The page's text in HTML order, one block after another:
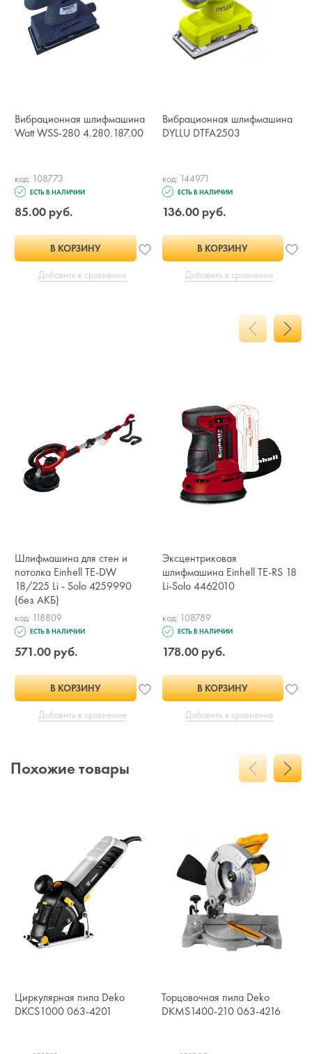
Вибрационная шлифмашина
Watt WSS-280 4.280.187.00
код: 108773
ЕСТЬ В НАЛИЧИИ
85.00 руб.
В КОРЗИНУ
Добавить в сравнение
Вибрационная шлифмашина
DYLLU DTFA2503
код: 144971
ЕСТЬ В НАЛИЧИИ
136.00 руб.
В КОРЗИНУ
Добавить в сравнение
Шлифмашина для стен и
потолка Einhell TE-DW
18/225 Li - Solo 4259990
(без АКБ)
код: 118809
ЕСТЬ В НАЛИЧИИ
571.00 руб.
В КОРЗИНУ
Добавить в сравнение
Эксцентриковая
шлифмашина Einhell TE-RS 18
Li-Solo 4462010
код: 108789
ЕСТЬ В НАЛИЧИИ
178.00 руб.
В КОРЗИНУ
Добавить в сравнение
Похожие товары
Циркулярная пила Deko
DKCS1000 063-4201
Торцовочная пила Deko
DKMS1400-210 063-4216